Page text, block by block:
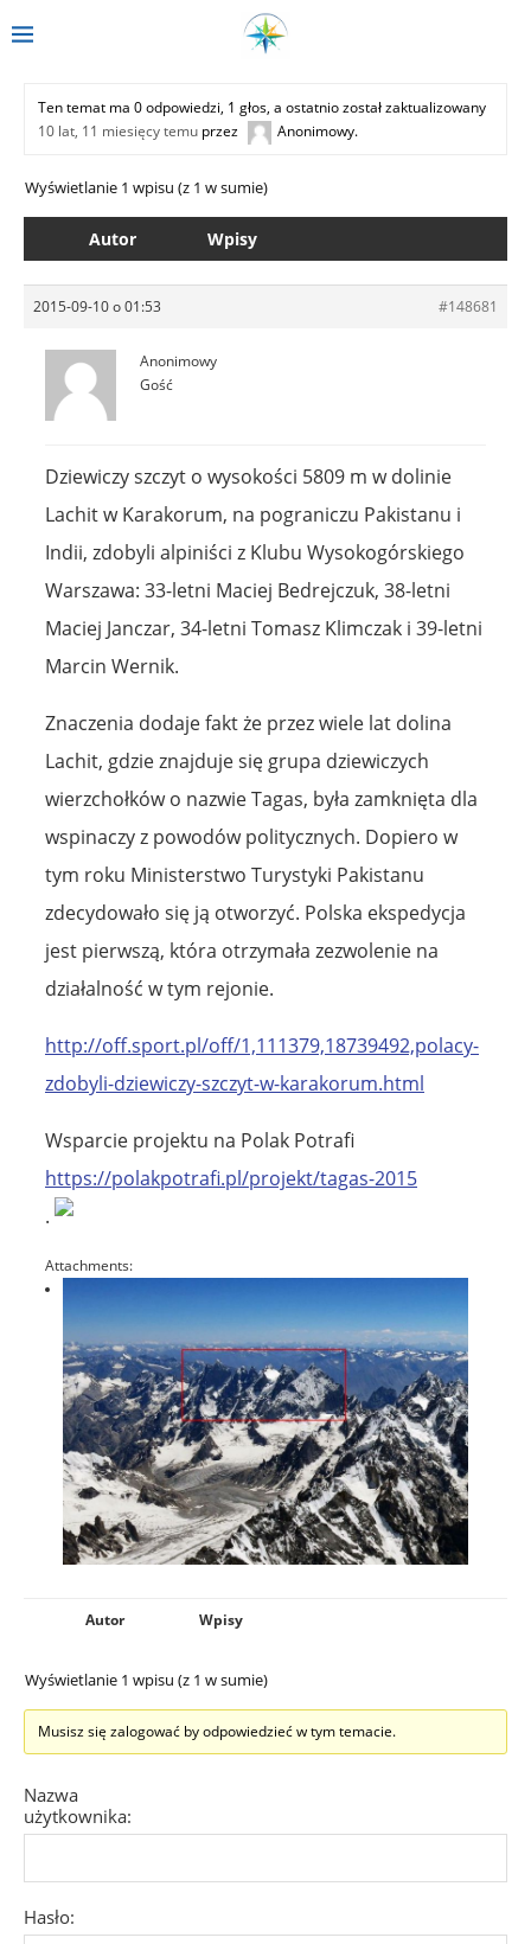
Ten temat ma 0 odpowiedzi, 1 głos, a ostatnio został zaktualizowany
10 lat, 11 miesięcy temu przez Anonimowy.
Wyświetlanie 1 wpisu (z 1 w sumie)
Autor Wpisy
2015-09-10 o 01:53 #148681
Anonimowy
Gość
Dziewiczy szczyt o wysokości 5809 m w dolinie
Lachit w Karakorum, na pograniczu Pakistanu i
Indii, zdobyli alpiniści z Klubu Wysokogórskiego
Warszawa: 33-letni Maciej Bedrejczuk, 38-letni
Maciej Janczar, 34-letni Tomasz Klimczak i 39-letni
Marcin Wernik.
Znaczenia dodaje fakt że przez wiele lat dolina
Lachit, gdzie znajduje się grupa dziewiczych
wierzchołków o nazwie Tagas, była zamknięta dla
wspinaczy z powodów politycznych. Dopiero w
tym roku Ministerstwo Turystyki Pakistanu
zdecydowało się ją otworzyć. Polska ekspedycja
jest pierwszą, która otrzymała zezwolenie na
działalność w tym rejonie.
http://off.sport.pl/off/1,111379,18739492,polacy-
zdobyli-dziewiczy-szczyt-w-karakorum.html
Wsparcie projektu na Polak Potrafi
https://polakpotrafi.pl/projekt/tagas-2015
.
Attachments:
Autor Wpisy
Wyświetlanie 1 wpisu (z 1 w sumie)
Musisz się zalogować by odpowiedzieć w tym temacie.
Nazwa
użytkownika:
Hasło: